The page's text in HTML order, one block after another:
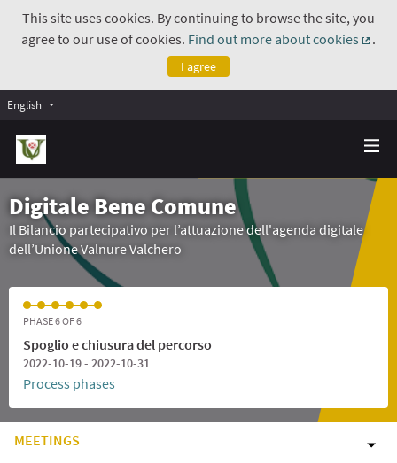
This site uses cookies. By continuing to browse the site, you
agree to our use of cookies. Find out more about cookies
.
I agree
English
Digitale Bene Comune
Il Bilancio partecipativo per l’attuazione dell'agenda digitale
dell’Unione Valnure Valchero
PHASE 6 OF 6
Spoglio e chiusura del percorso
2022-10-19 - 2022-10-31
Process phases
MEETINGS